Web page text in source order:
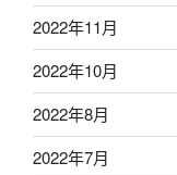
2022年11月
2022年10月
2022年8月
2022年7月